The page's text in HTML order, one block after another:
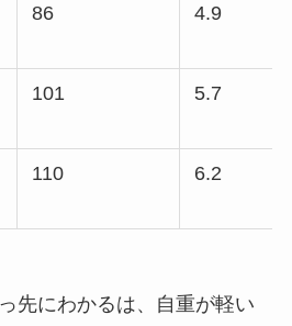
86 4.9
101 5.7
110 6.2
先にわかるは、自重が軽い